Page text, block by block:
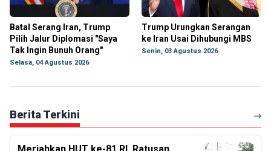
Batal Serang Iran, Trump
Pilih Jalur Diplomasi "Saya
Tak Ingin Bunuh Orang"
Selasa, 04 Agustus 2026
Trump Urungkan Serangan
ke Iran Usai Dihubungi MBS
Senin, 03 Agustus 2026
Berita Terkini